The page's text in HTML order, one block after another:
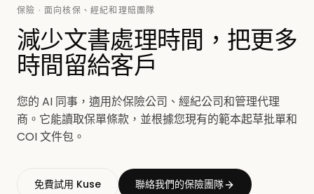
保險 · 面向核保、經紀和理賠團隊
減少文書處理時間，把更多
時間留給客戶
您的 AI 同事，適用於保險公司、經紀公司和管理代理
商。它能讀取保單條款，並根據您現有的範本起草批單和
COI 文件包。
免費試用 Kuse 聯絡我們的保險團隊